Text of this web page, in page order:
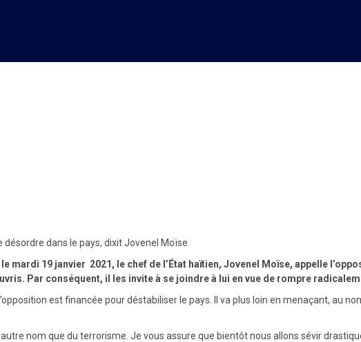
désordre dans le pays, dixit Jovenel Moïse
mardi 19 janvier 2021, le chef de l’État haïtien, Jovenel Moïse, appelle
Par conséquent, il les invite à se joindre à lui en vue de rompre
est financée pour déstabiliser le pays. Il va plus loin en menaçant, au
nom que du terrorisme. Je vous assure que bientôt nous allons sévir